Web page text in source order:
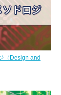
（Design and